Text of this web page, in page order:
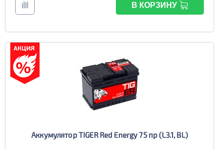
В КОРЗИНУ
Аккумулятор TIGER Red Energy 75 пр (L3.1, BL)